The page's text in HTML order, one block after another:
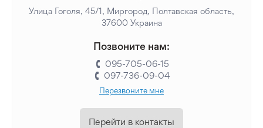
Улица Гоголя, 45/1, Миргород, Полтавская область,
37600 Украина
Позвоните нам:
095-705-06-15
097-736-09-04
Перезвоните мне
Перейти в контакты